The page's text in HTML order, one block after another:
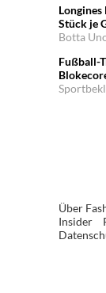
Stück je
Botta
Fußball-
Über
Insider